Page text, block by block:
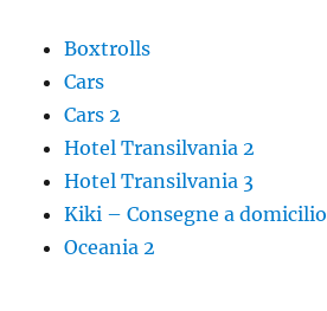
Boxtrolls
Cars
Cars 2
Hotel Transilvania 2
Hotel Transilvania 3
Kiki – Consegne a domicilio
Oceania 2